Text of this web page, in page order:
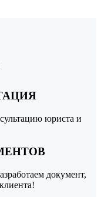
юриста и
документ,